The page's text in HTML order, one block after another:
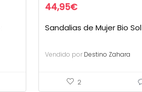
44,95€
Sandalias de Mujer Bio Sol
Vendido por Destino Zahara
2